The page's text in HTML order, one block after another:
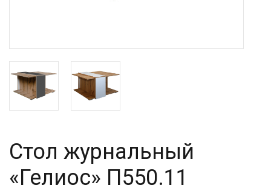
Стол журнальный
«Гелиос» П550.11